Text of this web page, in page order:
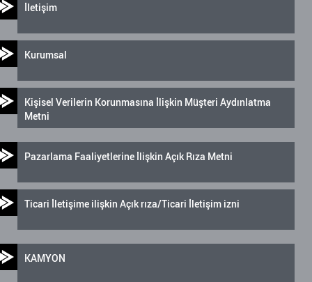
İletişim
Kurumsal
Kişisel Verilerin Korunmasına İlişkin Müşteri Aydınlatma
Metni
Pazarlama Faaliyetlerine İlişkin Açık Rıza Metni
Ticari İletişime ilişkin Açık rıza/Ticari İletişim izni
KAMYON